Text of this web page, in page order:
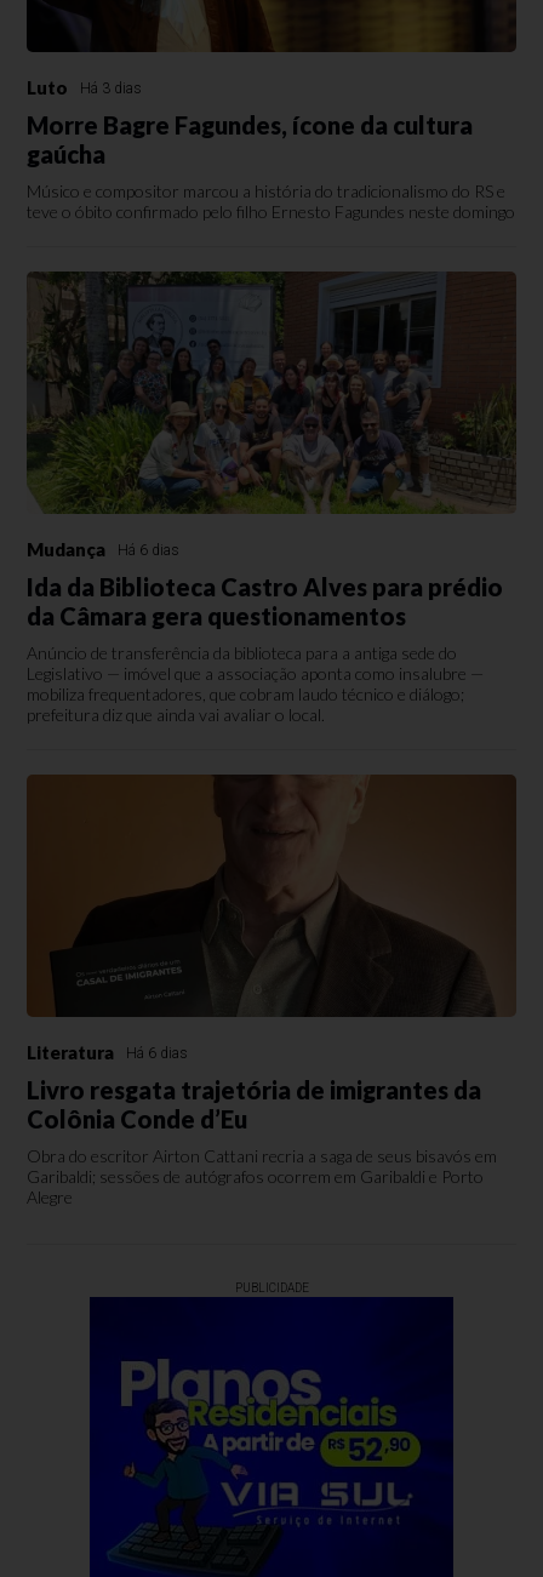
Luto Há 3 dias
Morre Bagre Fagundes, ícone da cultura
gaúcha
Músico e compositor marcou a história do tradicionalismo do RS e
teve o óbito confirmado pelo filho Ernesto Fagundes neste domingo
Mudança Há 6 dias
Ida da Biblioteca Castro Alves para prédio
da Câmara gera questionamentos
Anúncio de transferência da biblioteca para a antiga sede do
Legislativo — imóvel que a associação aponta como insalubre —
mobiliza frequentadores, que cobram laudo técnico e diálogo;
prefeitura diz que ainda vai avaliar o local.
Literatura Há 6 dias
Livro resgata trajetória de imigrantes da
Colônia Conde d’Eu
Obra do escritor Airton Cattani recria a saga de seus bisavós em
Garibaldi; sessões de autógrafos ocorrem em Garibaldi e Porto
Alegre
PUBLICIDADE